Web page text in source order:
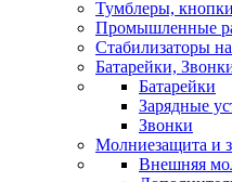
Тумблеры,
Промышленные
Стабилизаторы
Батарейки,
Батарейки
Зарядные
Звонки
Молниезащита и
Внешняя